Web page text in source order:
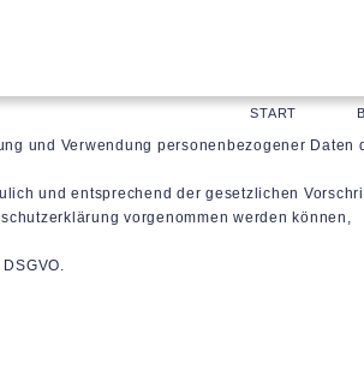
START
und Verwendung personenbezogener Daten
und entsprechend der gesetzlichen
vorgenommen werden können,